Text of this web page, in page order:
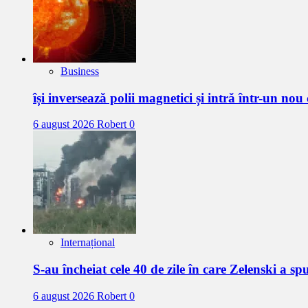
Business
își inversează polii magnetici și intră într-un
6 august 2026 Robert 0
Internațional
S-au încheiat cele 40 de zile în care Zelenski a
6 august 2026 Robert 0